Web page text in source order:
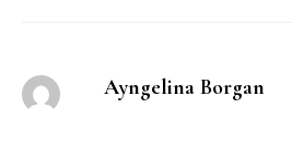
Ayngelina Borgan